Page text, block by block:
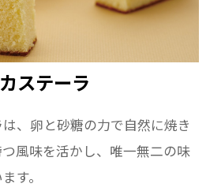
カステーラ
、卵と砂糖の力で自然に焼き
風味を活かし、唯一無二の味
す。